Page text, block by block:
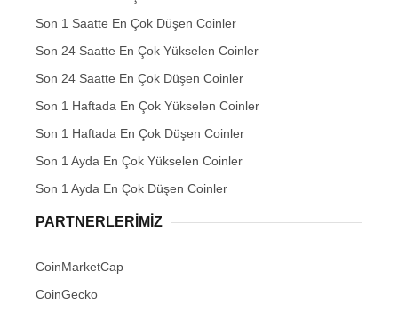
Son 1 Saatte En Çok Düşen Coinler
Son 24 Saatte En Çok Yükselen Coinler
Son 24 Saatte En Çok Düşen Coinler
Son 1 Haftada En Çok Yükselen Coinler
Son 1 Haftada En Çok Düşen Coinler
Son 1 Ayda En Çok Yükselen Coinler
Son 1 Ayda En Çok Düşen Coinler
PARTNERLERIMIZ
CoinMarketCap
CoinGecko